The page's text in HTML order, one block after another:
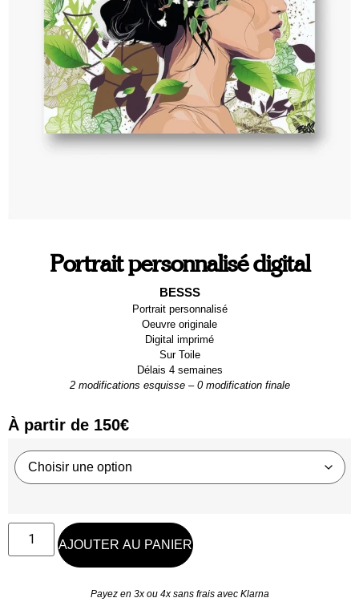
Portrait personnalisé digital
BESSS
Portrait personnalisé
Oeuvre originale
Digital imprimé
Sur Toile
Délais 4 semaines
2 modifications esquisse – 0 modification finale
À partir de 150€
AJOUTER AU PANIER
Payez en 3x ou 4x sans frais avec Klarna